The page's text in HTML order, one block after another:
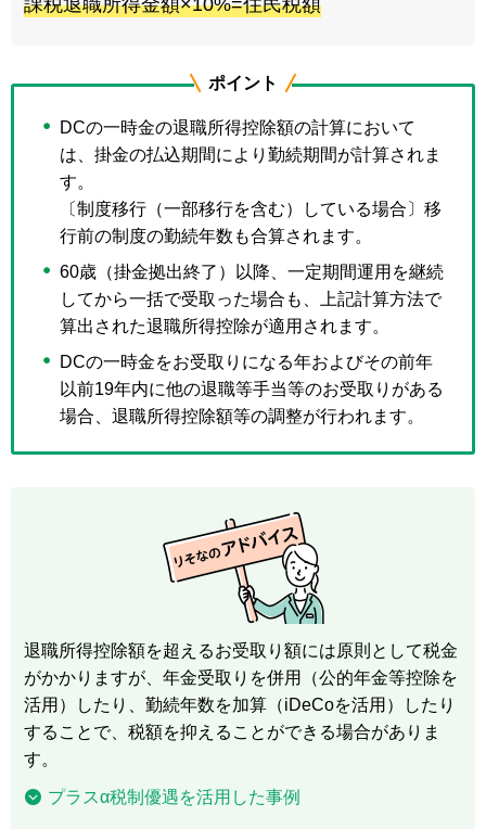
課税退職所得金額×10%=住民税額
ポイント
DCの一時金の退職所得控除額の計算において
は、掛金の払込期間により勤続期間が計算されま
す。
〔制度移行（一部移行を含む）している場合〕移
行前の制度の勤続年数も合算されます。
60歳（掛金拠出終了）以降、一定期間運用を継続
してから一括で受取った場合も、上記計算方法で
算出された退職所得控除が適用されます。
DCの一時金をお受取りになる年およびその前年
以前19年内に他の退職等手当等のお受取りがある
場合、退職所得控除額等の調整が行われます。
退職所得控除額を超えるお受取り額には原則として税金
がかかりますが、年金受取りを併用（公的年金等控除を
活用）したり、勤続年数を加算（iDeCoを活用）したり
することで、税額を抑えることができる場合がありま
す。
プラスα税制優遇を活用した事例